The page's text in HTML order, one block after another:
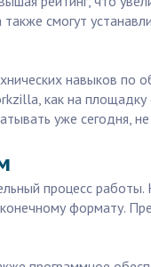
смогут
навыков по
как на
уже сегодня,
процесс работы.
формату.